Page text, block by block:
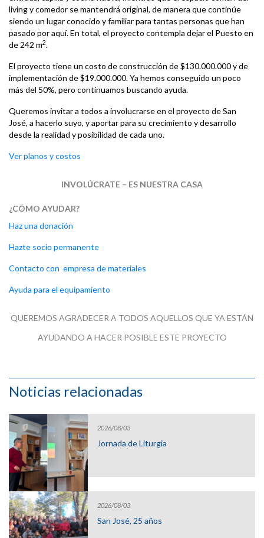
living y comedor se mantendrá original, de manera que continúe
siendo un lugar conocido y familiar para tantas personas que han
pasado por aquí. En total, el proyecto contempla dejar el Puesto en
de 242 m2.
El proyecto tiene un costo de construcción de $130.000.000 y de
implementación de $19.000.000. Ya hemos conseguido un poco
más del 50%, pero continuamos buscando ayuda.
Queremos invitar a todos a involucrarse en el proyecto de San
José, a hacerlo suyo, y aportar para su crecimiento y desarrollo
desde la realidad y posibilidad de cada uno.
Ver planos y costos
INVOLÚCRATE – ES NUESTRA CASA
¿CÓMO AYUDAR?
Haz una donación
Hazte socio permanente
Contacto con empresa de materiales
Ayuda para el equipamiento
QUEREMOS AGRADECER A TODOS AQUELLOS QUE YA ESTÁN
AYUDANDO A HACER POSIBLE ESTE PROYECTO
Noticias relacionadas
2026/08/03
Jornada de Liturgia
2026/08/03
San José, 25 años